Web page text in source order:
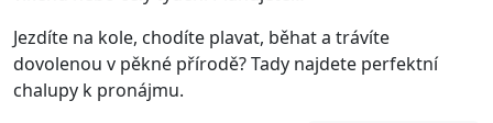
Jezdíte na kole, chodíte plavat, běhat a trávíte
dovolenou v pěkné přírodě? Tady najdete perfektní
chalupy k pronájmu.